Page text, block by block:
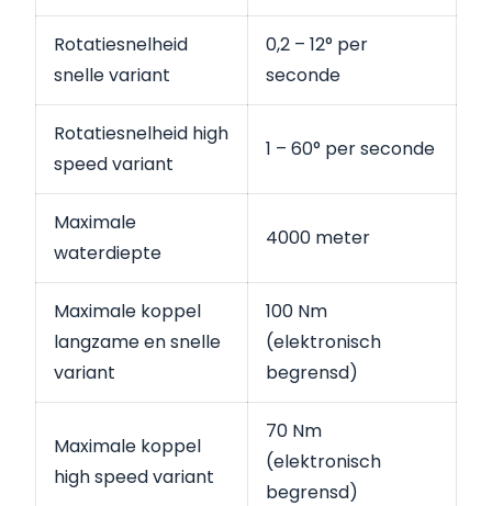
Rotatiesnelheid
snelle variant
0,2 – 12° per
seconde
Rotatiesnelheid high
speed variant
1 – 60° per seconde
Maximale
waterdiepte
4000 meter
Maximale koppel
langzame en snelle
variant
100 Nm
(elektronisch
begrensd)
Maximale koppel
high speed variant
70 Nm
(elektronisch
begrensd)